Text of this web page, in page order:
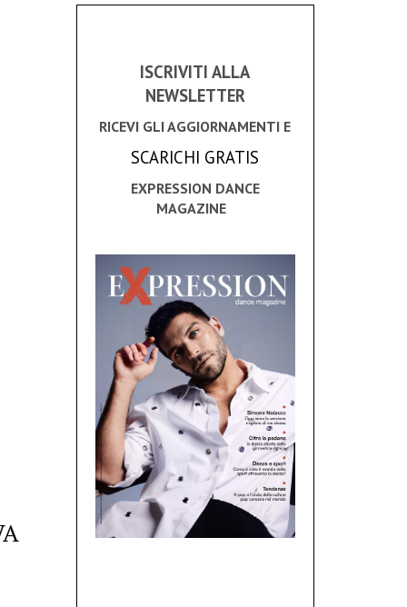
ISCRIVITI ALLA
NEWSLETTER
RICEVI GLI AGGIORNAMENTI E
SCARICHI GRATIS
EXPRESSION DANCE
MAGAZINE